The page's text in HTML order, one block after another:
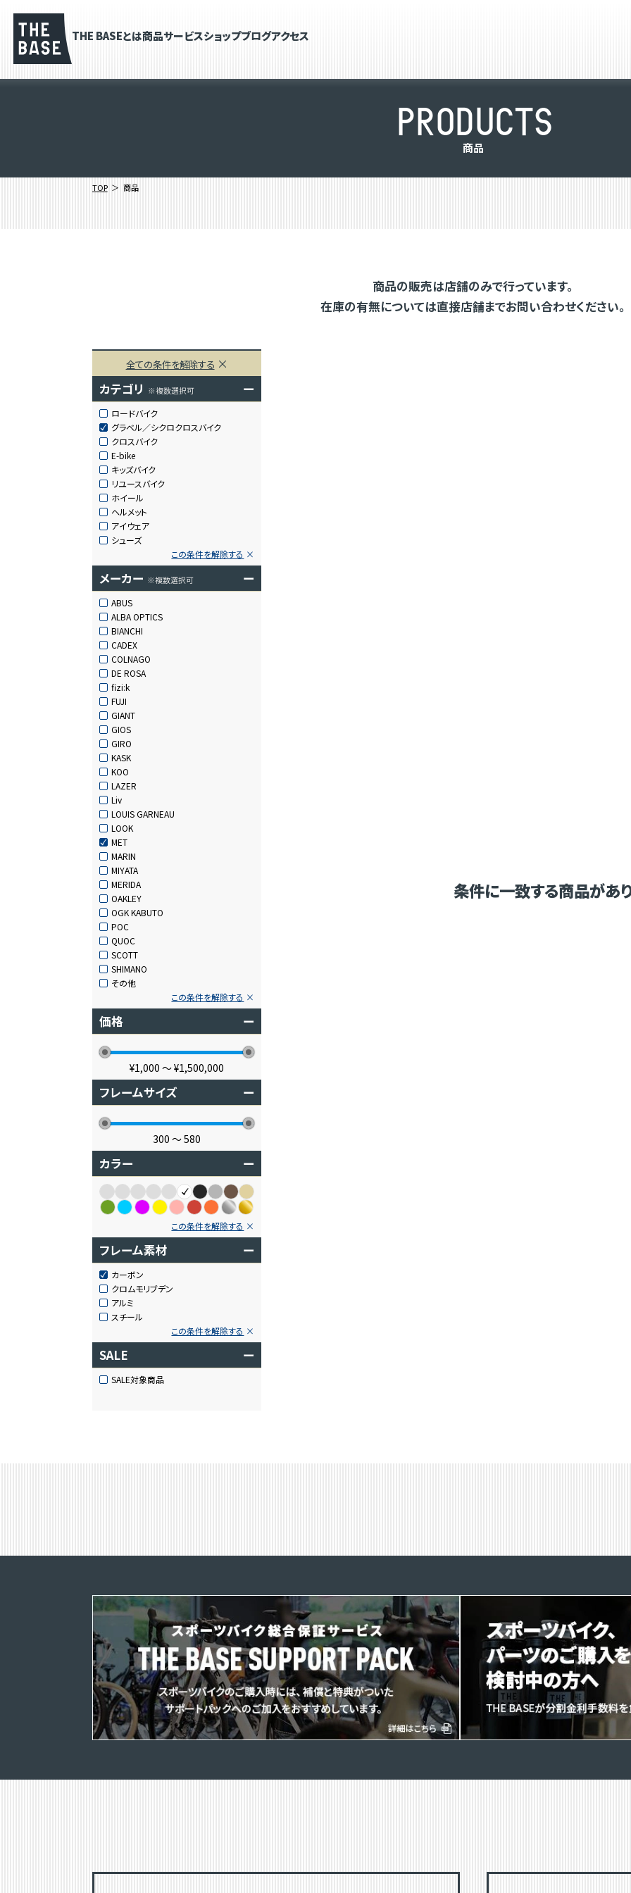
THE BASEとは商品サービスショップブログアクセス
PRODUCTS
商品
TOP 商品
商品の販売は店舗のみで行っています。
在庫の有無については直接店舗までお問い合わせください。
全ての条件を解除する
カテゴリ ※複数選択可 ー
ロードバイク
グラベル／シクロクロスバイク
クロスバイク
E-bike
キッズバイク
リユースバイク
ホイール
ヘルメット
アイウェア
シューズ
この条件を解除する
メーカー ※複数選択可 ー
ABUS
ALBA OPTICS
BIANCHI
CADEX
COLNAGO
DE ROSA
fizi:k
FUJI
GIANT
GIOS
GIRO
KASK
KOO
LAZER
Liv
LOUIS GARNEAU
LOOK
MET
MARIN
MIYATA
MERIDA
OAKLEY
OGK KABUTO
POC
QUOC
SCOTT
SHIMANO
その他
この条件を解除する
価格 ー
¥1,000 〜¥1,500,000
フレームサイズ ー
300 〜580
カラー ー
この条件を解除する
フレーム素材 ー
カーボン
クロムモリブデン
アルミ
スチール
この条件を解除する
SALE ー
SALE対象商品
条件に一致する商品があ